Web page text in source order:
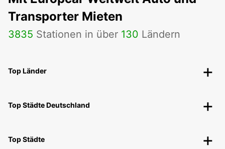
Transporter Mieten
3835 Stationen in über 130 Ländern
Top Länder
Top Städte Deutschland
Top Städte